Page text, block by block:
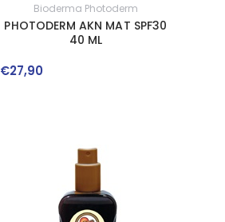
Bioderma Photoderm
PHOTODERM AKN MAT SPF30
40 ML
€27,90